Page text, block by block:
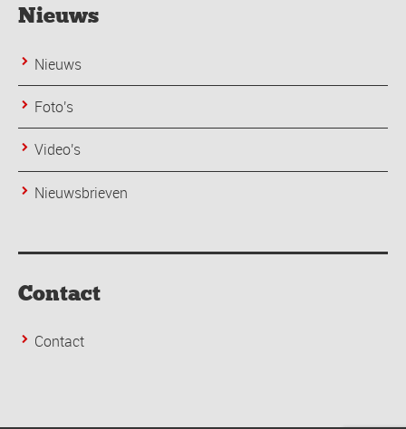
Nieuws
Nieuws
Foto's
Video's
Nieuwsbrieven
Contact
Contact